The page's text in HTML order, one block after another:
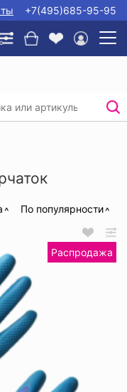
+7(495)685-95-95
СИЗ и прочих
По популярности
Распродажа